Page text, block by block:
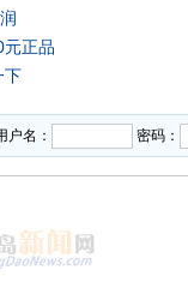
正品
下
户名： 密码：